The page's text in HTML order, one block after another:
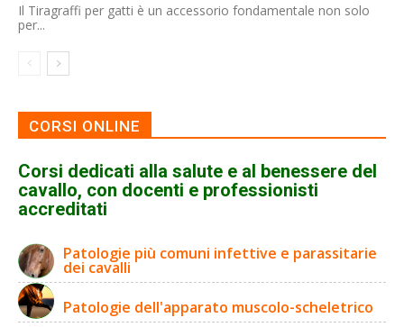
Il Tiragraffi per gatti è un accessorio fondamentale non solo
per...
CORSI ONLINE
Corsi dedicati alla salute e al benessere del
cavallo, con docenti e professionisti
accreditati
Patologie più comuni infettive e parassitarie
dei cavalli
Patologie dell'apparato muscolo-scheletrico